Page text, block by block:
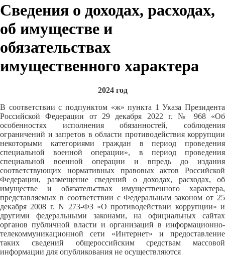
Сведения о доходах, расходах,
об имуществе и
обязательствах
имущественного характера
2024 год
В соответствии с подпунктом «ж» пункта 1 Указа Президента
Российской Федерации от 29 декабря 2022 г. № 968 «Об
особенностях исполнения обязанностей, соблюдения
ограничений и запретов в области противодействия коррупции
некоторыми категориями граждан в период проведения
специальной военной операции», в период проведения
специальной военной операции и впредь до издания
соответствующих нормативных правовых актов Российской
Федерации, размещение сведений о доходах, расходах, об
имуществе и обязательствах имущественного характера,
представляемых в соответствии с Федеральным законом от 25
декабря 2008 г. N 273-ФЗ «О противодействии коррупции» и
другими федеральными законами, на официальных сайтах
органов публичной власти и организаций в информационно-
телекоммуникационной сети «Интернет» и предоставление
таких сведений общероссийским средствам массовой
информации для опубликования не осуществляются